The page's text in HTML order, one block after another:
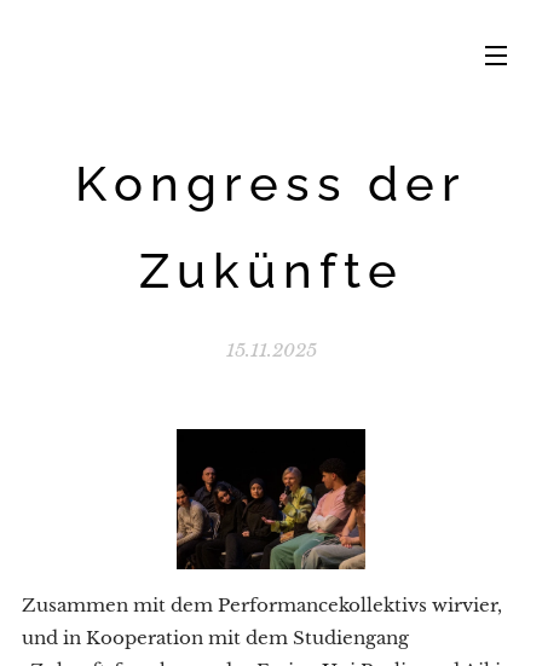
Kongress der
Zukünfte
15.11.2025
Zusammen mit dem Performancekollektivs wirvier,
und in Kooperation mit dem Studiengang